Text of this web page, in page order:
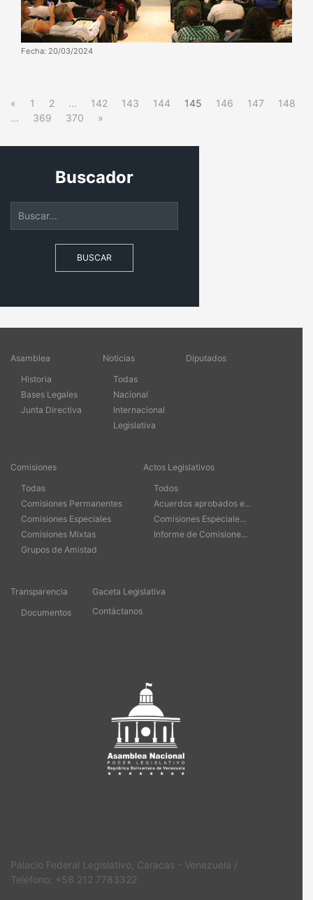
Fecha: 20/03/2024
« 1 2 ... 142 143 144 145 146 147
148
...
369 370 »
Buscador
BUSCAR
Asamblea
Historia
Bases Legales
Junta Directiva
Noticias
Todas
Nacional
Internacional
Legislativa
Diputados
Comisiones
Todas
Comisiones Permanentes
Comisiones Especiales
Comisiones Mixtas
Grupos de Amistad
Actos Legislativos
Todos
Acuerdos aprobados e...
Comisiones Especiale...
Informe de Comisione...
Transparencia
Documentos
Gaceta Legislativa
Contáctanos
Palacio Federal Legislativo, Caracas - Venezuela /
Teléfono: +58 212 7783322